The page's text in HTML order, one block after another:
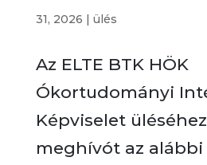
31, 2026
ülés
Az ELTE BTK HÖK
Ókortudományi
Képviselet
meghívót az